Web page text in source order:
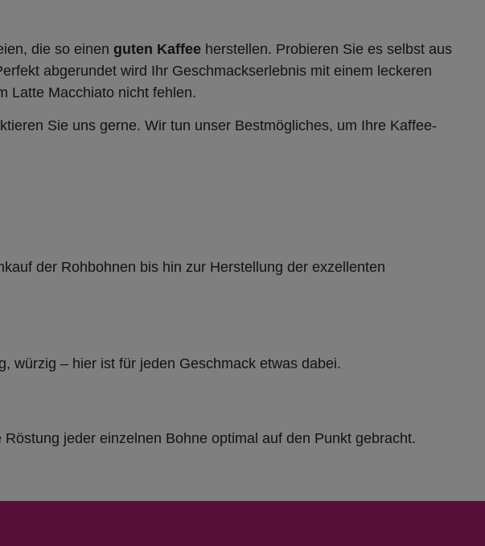
die so einen guten Kaffee herstellen. Probieren Sie es selbst aus
abgerundet wird Ihr Geschmackserlebnis mit einem leckeren
Latte Macchiato nicht fehlen.
Sie uns gerne. Wir tun unser Bestmögliches, um Ihre Kaffee-
der Rohbohnen bis hin zur Herstellung der exzellenten
würzig – hier ist für jeden Geschmack etwas dabei.
jeder einzelnen Bohne optimal auf den Punkt gebracht.